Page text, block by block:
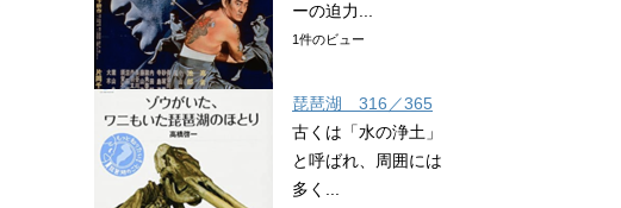
ーの迫力...
1件のビュー
琵琶湖 316／365
古くは「水の浄土」
と呼ばれ、周囲には
多く...